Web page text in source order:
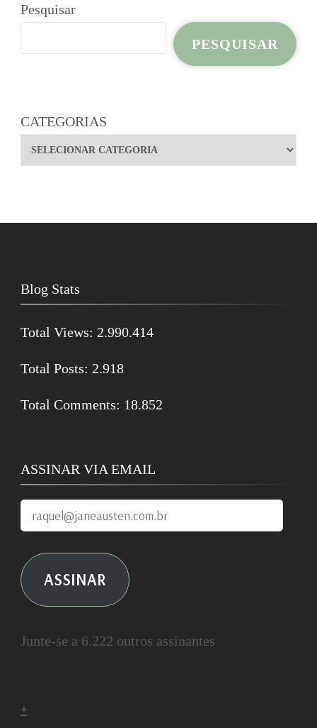
Pesquisar
PESQUISAR
CATEGORIAS
Blog Stats
Total Views: 2.990.414
Total Posts: 2.918
Total Comments: 18.852
ASSINAR VIA EMAIL
raquel@janeausten.com.br
ASSINAR
Junte-se a 6.222 outros assinantes
+